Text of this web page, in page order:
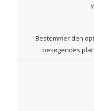
Bestemmer den
besøgendes